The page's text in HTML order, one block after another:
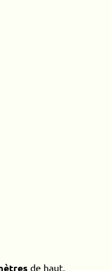
de haut,